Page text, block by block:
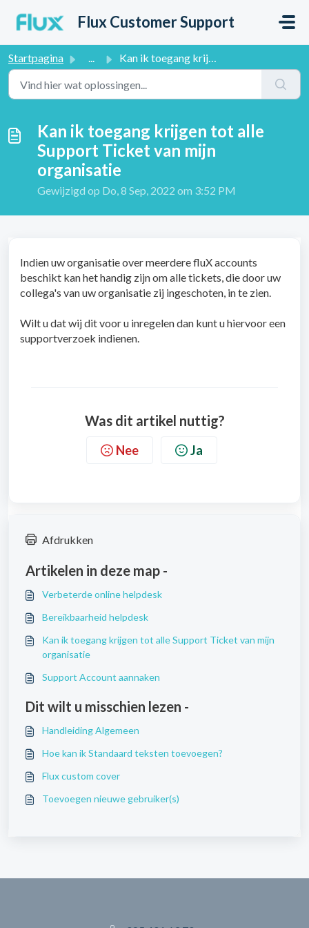
Flux Customer Support
Startpagina ... Kan ik toegang krijgen tot alle Support Ticket van mijn o...
Kan ik toegang krijgen tot alle
Support Ticket van mijn
organisatie
Gewijzigd op Do, 8 Sep, 2022 om 3:52 PM
Indien uw organisatie over meerdere fluX accounts
beschikt kan het handig zijn om alle tickets, die door uw
collega's van uw organisatie zij ingeschoten, in te zien.
Wilt u dat wij dit voor u inregelen dan kunt u hiervoor een
supportverzoek indienen.
Was dit artikel nuttig?
Nee Ja
Afdrukken
Artikelen in deze map -
Verbeterde online helpdesk
Bereikbaarheid helpdesk
Kan ik toegang krijgen tot alle Support Ticket van mijn
organisatie
Support Account aannaken
Dit wilt u misschien lezen -
Handleiding Algemeen
Hoe kan ik Standaard teksten toevoegen?
Flux custom cover
Toevoegen nieuwe gebruiker(s)